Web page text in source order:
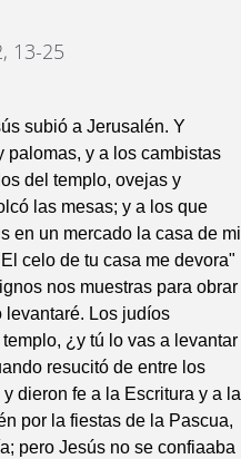
13-25
subió a Jerusalén. Y
palomas, y a los cambistas
del templo, ovejas y
las mesas; y a los que
en un mercado la casa de mi
celo de tu casa me devora"
nos muestras para obrar
levantaré. Los judíos
¿y tú lo vas a levantar
resucitó de entre los
dieron fe a la Escritura y a la
por la fiestas de la Pascua,
pero Jesús no se confiaaba